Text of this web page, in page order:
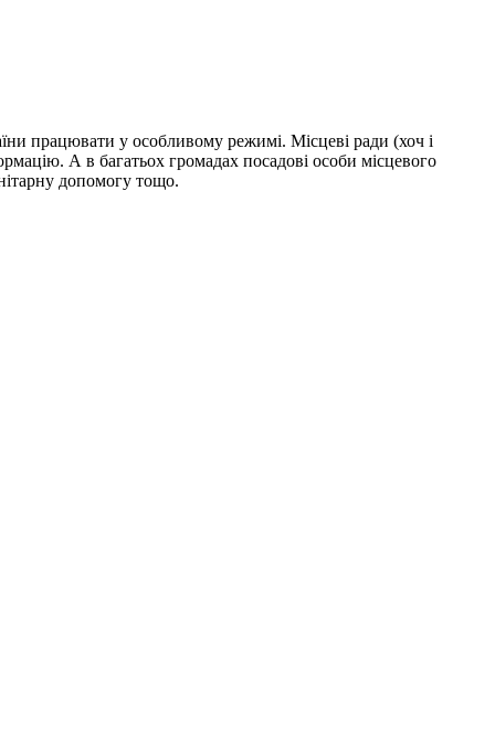
працювати у особливому режимі. Місцеві ради (хоч і
А в багатьох громадах посадові особи місцевого
допомогу тощо.